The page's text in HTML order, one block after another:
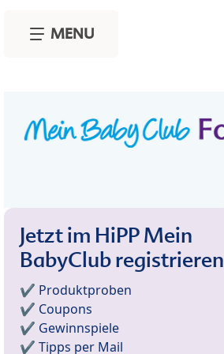
MENU
Jetzt im HiPP Mein
BabyClub registrieren
✔️ Produktproben
✔️ Coupons
✔️ Gewinnspiele
✔️ Tipps per Mail